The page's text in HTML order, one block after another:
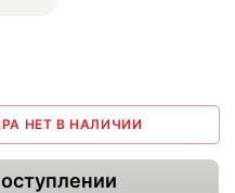
НЕТ В НАЛИЧИИ